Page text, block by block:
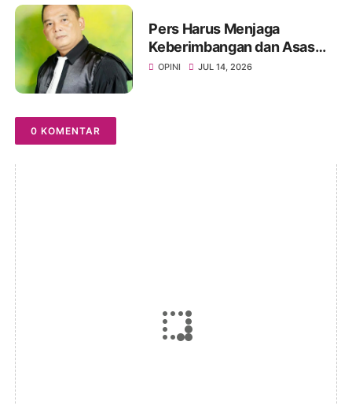
Pers Harus Menjaga
Keberimbangan dan Asas
Praduga Tak Bersalah
OPINI JUL 14, 2026
0 KOMENTAR